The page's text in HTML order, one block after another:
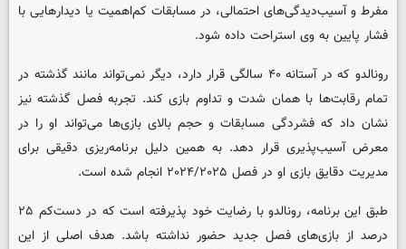
مفرط و آسیب‌دیدگی‌های احتمالی، در مسابقات کم‌اهمیت یا دیدارهایی با
فشار پایین به وی استراحت داده شود.
رونالدو که در آستانه ۴۰ سالگی قرار دارد، دیگر نمی‌تواند مانند گذشته در
تمام رقابت‌ها با همان شدت و تداوم بازی کند. تجربه فصل گذشته نیز
نشان داد که فشردگی مسابقات و حجم بالای بازی‌ها می‌تواند او را در
معرض آسیب‌پذیری قرار دهد. به همین دلیل برنامه‌ریزی دقیقی برای
مدیریت دقایق بازی او در فصل ۲۰۲۴/۲۰۲۵ انجام شده است.
طبق این برنامه، رونالدو با رضایت خود پذیرفته است که در دست‌کم ۲۵
درصد از بازی‌های فصل جدید حضور نداشته باشد. هدف اصلی از این